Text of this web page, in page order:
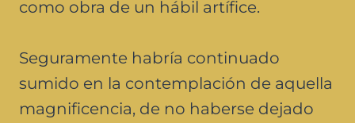
como obra de un hábil artífice.
Seguramente habría continuado
sumido en la contemplación de aquella
magnificencia, de no haberse dejado